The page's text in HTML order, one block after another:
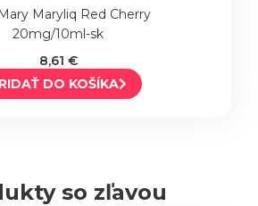
Maryliq Red Cherry
20mg/10ml-sk
8,61 €
DO KOŠÍKA
so zľavou